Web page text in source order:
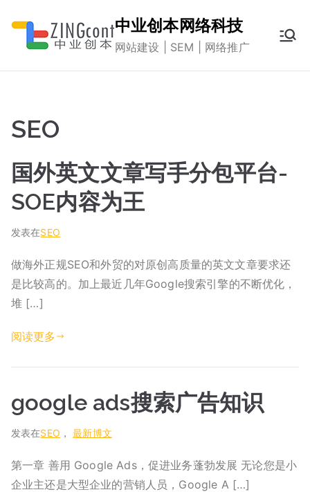
内
中业创本网络科技
网站建设 | SEM | 网络推广
SEO
国外英文文章写手分包平台-
SOE内容为王
发表在SEO
做海外正规SEO和外贸的对原创高质量的英文文章要求还
是比较高的。加上最近几年Google搜索引擎的不断优化，
堆 […]
阅读更多
google ads搜索广告知识
发表在SEO ，最新博文
第一章 善用 Google Ads，促进业务蓬勃发展 无论您是小
企业主还是大型企业的营销人员，Google A […]